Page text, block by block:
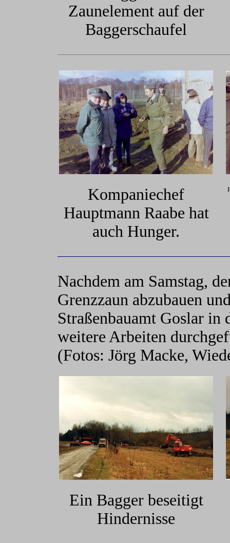
Zaunelement auf der
Baggerschaufel
Kompaniechef
Hauptmann Raabe hat
auch Hunger.
Nachdem am Samstag,
Grenzzaun abzubauen
Straßenbauamt Goslar in
weitere Arbeiten
(Fotos: Jörg Macke,
Ein Bagger beseitigt
Hindernisse